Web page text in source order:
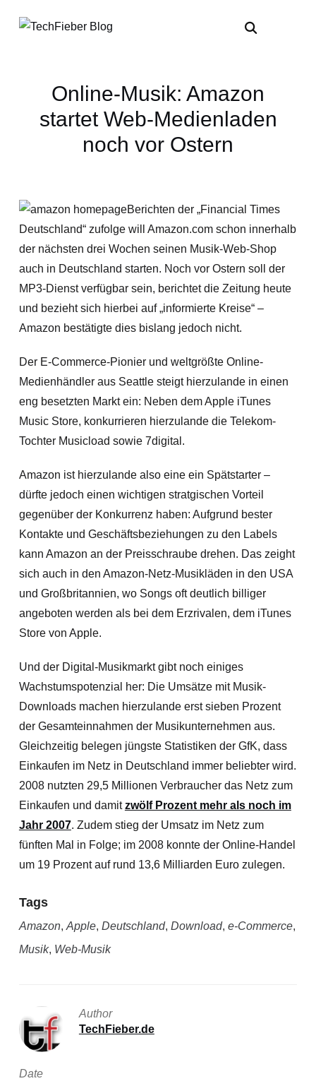
Online-Musik: Amazon
startet Web-Medienladen
noch vor Ostern
Berichten der „Financial Times
Deutschland“ zufolge will Amazon.com schon innerhalb
der nächsten drei Wochen seinen Musik-Web-Shop
auch in Deutschland starten. Noch vor Ostern soll der
MP3-Dienst verfügbar sein, berichtet die Zeitung heute
und bezieht sich hierbei auf „informierte Kreise“ –
Amazon bestätigte dies bislang jedoch nicht.
Der E-Commerce-Pionier und weltgrößte Online-
Medienhändler aus Seattle steigt hierzulande in einen
eng besetzten Markt ein: Neben dem Apple iTunes
Music Store, konkurrieren hierzulande die Telekom-
Tochter Musicload sowie 7digital.
Amazon ist hierzulande also eine ein Spätstarter –
dürfte jedoch einen wichtigen stratgischen Vorteil
gegenüber der Konkurrenz haben: Aufgrund bester
Kontakte und Geschäftsbeziehungen zu den Labels
kann Amazon an der Preisschraube drehen. Das zeight
sich auch in den Amazon-Netz-Musikläden in den USA
und Großbritannien, wo Songs oft deutlich billiger
angeboten werden als bei dem Erzrivalen, dem iTunes
Store von Apple.
Und der Digital-Musikmarkt gibt noch einiges
Wachstumspotenzial her: Die Umsätze mit Musik-
Downloads machen hierzulande erst sieben Prozent
der Gesamteinnahmen der Musikunternehmen aus.
Gleichzeitig belegen jüngste Statistiken der GfK, dass
Einkaufen im Netz in Deutschland immer beliebter wird.
2008 nutzten 29,5 Millionen Verbraucher das Netz zum
Einkaufen und damitzwölf Prozent mehr als noch im
Jahr 2007. Zudem stieg der Umsatz im Netz zum
fünften Mal in Folge; im 2008 konnte der Online-Handel
um 19 Prozent auf rund 13,6 Milliarden Euro zulegen.
Tags
Amazon, Apple, Deutschland, Download, e-Commerce,
Musik, Web-Musik
Author
TechFieber.de
Date